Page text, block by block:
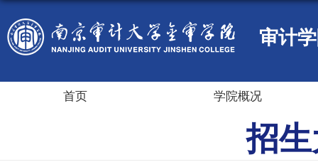
审计
首页 学院概况
招